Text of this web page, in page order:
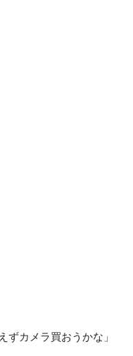
ずカメラ買おうかな」